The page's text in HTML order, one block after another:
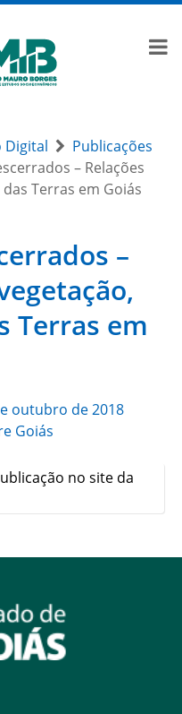
Digital
Publicações
– Relações
Terras em Goiás
–
Terras em
outubro de 2018
Goiás
no site da